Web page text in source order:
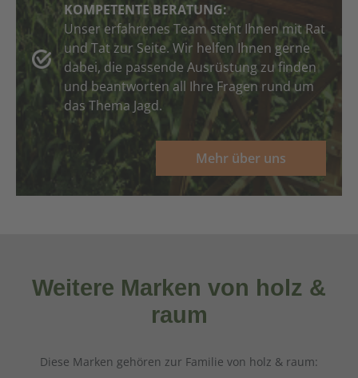
KOMPETENTE BERATUNG:
Unser erfahrenes Team steht Ihnen mit Rat
und Tat zur Seite. Wir helfen Ihnen gerne
dabei, die passende Ausrüstung zu finden
und beantworten all Ihre Fragen rund um
das Thema Jagd.
Mehr über uns
Weitere Marken von holz &
raum
Diese Marken gehören zur Familie von holz & raum: